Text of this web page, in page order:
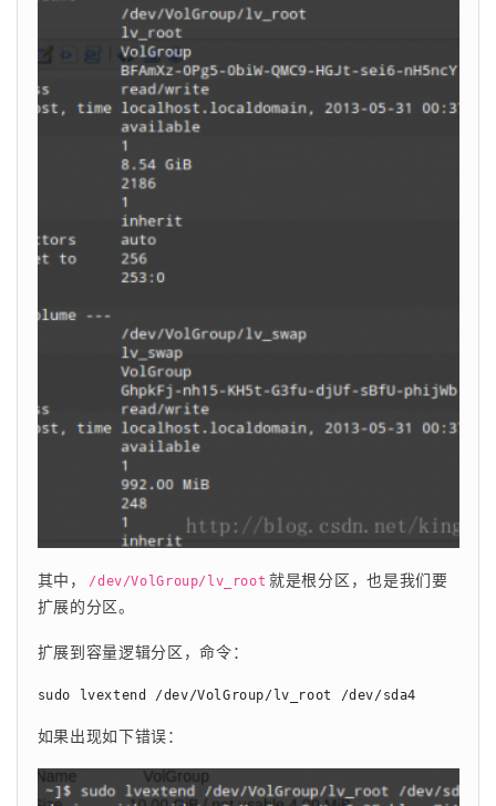
其中， /dev/VolGroup/lv_root 就是根分区，也是我们要
扩展的分区。
扩展到容量逻辑分区，命令：
sudo lvextend /dev/VolGroup/lv_root /dev/sda4
如果出现如下错误：